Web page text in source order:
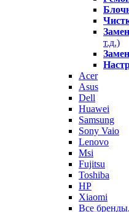
т.д.)
Acer
Asus
Dell
Huawei
Samsung
Sony Vaio
Lenovo
Msi
Fujitsu
Toshiba
HP
Xiaomi
Все